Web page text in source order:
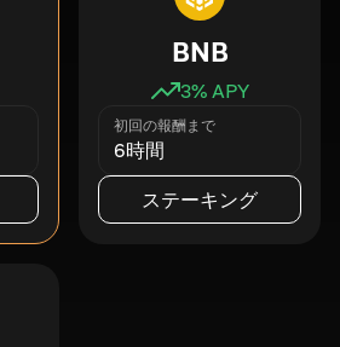
BNB
3% APY
初回の報酬まで
6時間
ステーキング